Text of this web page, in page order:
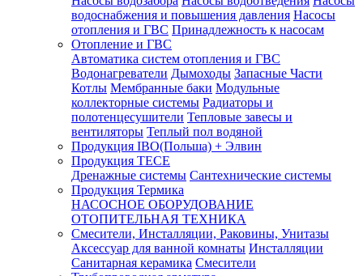
водоснабжения и повышения давления Насосы
отопления и ГВС Принадлежность к насосам
Отопление и ГВС
Автоматика систем отопления и ГВС
Водонагреватели Дымоходы Запасные Части
Котлы Мембранные баки Модульные
коллекторные системы Радиаторы и
полотенцесушители Тепловые завесы и
вентиляторы Теплый пол водяной
Продукция IBO(Польша) + Элвин
Продукция TECE
Дренажные системы Сантехнические системы
Продукция Термика
НАСОСНОЕ ОБОРУДОВАНИЕ
ОТОПИТЕЛЬНАЯ ТЕХНИКА
Смесители, Инсталляции, Раковины, Унитазы
Аксессуар для ванной комнаты Инсталляции
Санитарная керамика Смесители